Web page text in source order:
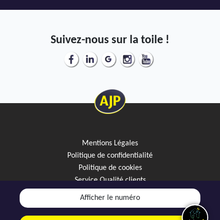
Afficher le numéro
Suivez-nous sur la toile !
Mentions Légales
Politique de confidentialité
Politique de cookies
Service Qualité clients
Créez votre alerte mail